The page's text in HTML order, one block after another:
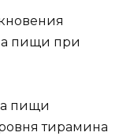
пищи
тирамина